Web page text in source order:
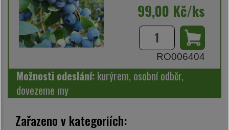
99,00 Kč/ks
RO006404
Možnosti odeslání: kurýrem, osobní odběr,
dovezeme my
Zařazeno v kategoriích: